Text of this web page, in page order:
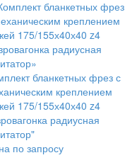
бланкетных фрез с
креплением
175/155х40х40 z4
радиусная
по запросу